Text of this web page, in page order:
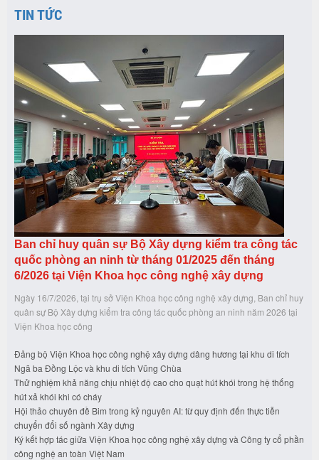
TIN TỨC
Ban chỉ huy quân sự Bộ Xây dựng kiểm tra công tác
quốc phòng an ninh từ tháng 01/2025 đến tháng
6/2026 tại Viện Khoa học công nghệ xây dựng
Ngày 16/7/2026, tại trụ sở Viện Khoa học công nghệ xây dựng, Ban chỉ huy
quân sự Bộ Xây dựng kiểm tra công tác quốc phòng an ninh năm 2026 tại
Viện Khoa học công
Đảng bộ Viện Khoa học công nghệ xây dựng dâng hương tại khu di tích
Ngã ba Đồng Lộc và khu di tích Vũng Chùa
Thử nghiệm khả năng chịu nhiệt độ cao cho quạt hút khói trong hệ thống
hút xả khói khi có cháy
Hội thảo chuyên đề Bim trong kỷ nguyên AI: từ quy định đến thực tiễn
chuyển đổi số ngành Xây dựng
Ký kết hợp tác giữa Viện Khoa học công nghệ xây dựng và Công ty cổ phần
công nghệ an toàn Việt Nam